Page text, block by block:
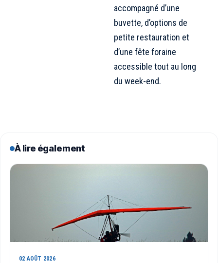
accompagné d’une
buvette, d’options de
petite restauration et
d’une fête foraine
accessible tout au long
du week-end.
À lire également
02 AOÛT 2026